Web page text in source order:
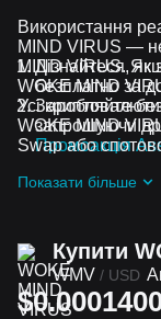
Використання
MIND VIRUS —
MIND VIRUS.
WOKE MIND
Дізнайтеся,
безплатно за
Заробляйте
запрошуючи
Промоакція
аірдропів,
Усі
WOKE MIND
Swap або
Показати більше
Купити
WMV / USD